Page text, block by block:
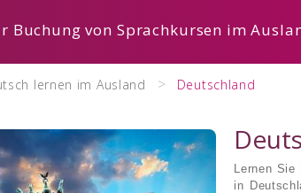
Buchung von Sprachkursen im
lernen im Ausland Deutschland
Lernen Sie
in